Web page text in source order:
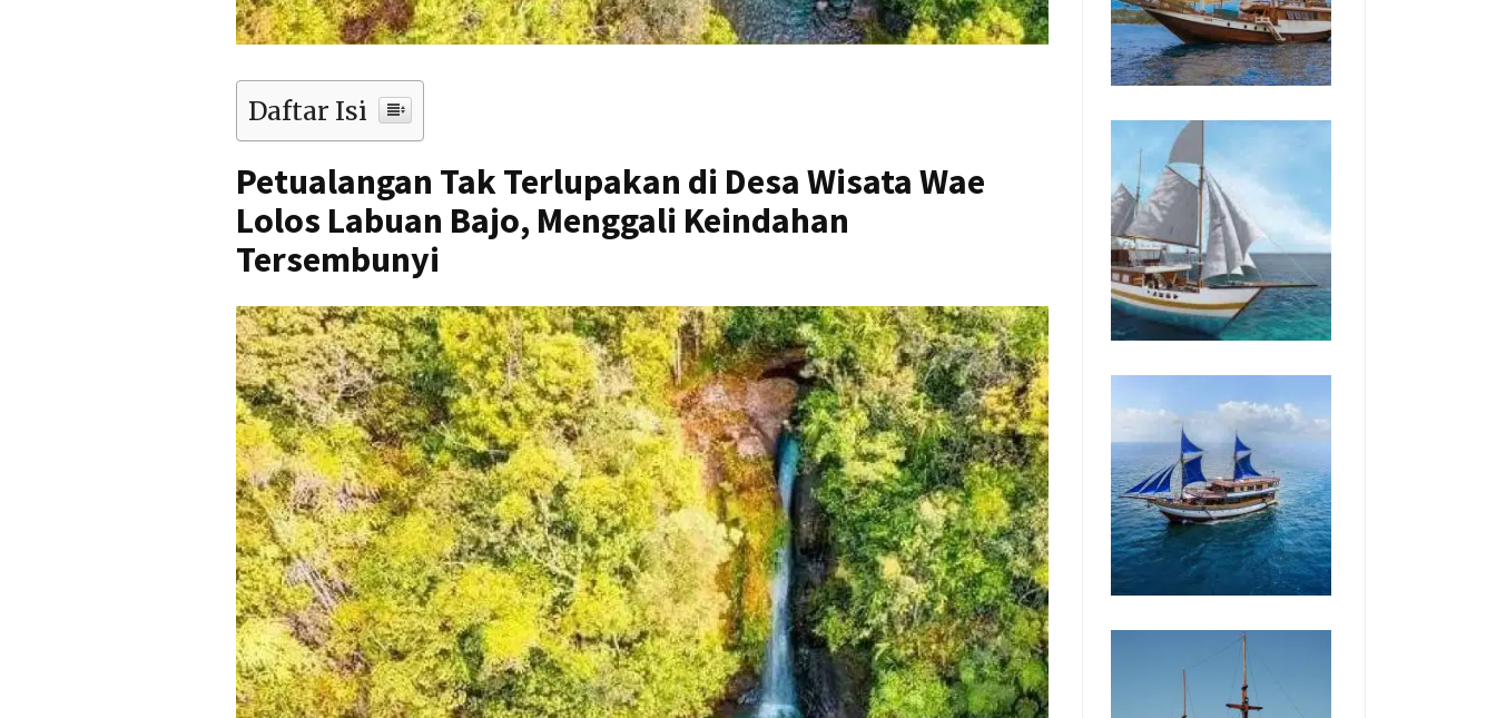
Daftar Isi
Petualangan Tak Terlupakan di Desa Wisata Wae
Lolos Labuan Bajo, Menggali Keindahan
Tersembunyi